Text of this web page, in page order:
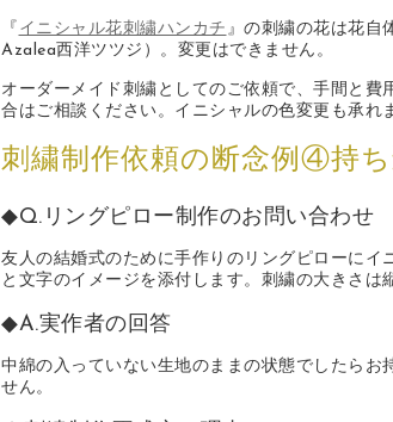
『 イニシャル花刺繍ハンカチ 』の刺繍の花は花自
Azalea西洋ツツジ）。変更はできません。
オーダーメイド刺繍としてのご依頼で、手間と
合はご相談ください。イニシャルの色変更も承れ
刺繍制作依頼の断念例④持
◆Q.リングピロー制作のお問い合わせ
友人の結婚式のために手作りのリングピローに
と文字のイメージを添付します。刺繍の大きさ
◆A.実作者の回答
中綿の入っていない生地のままの状態でしたらお
せん。